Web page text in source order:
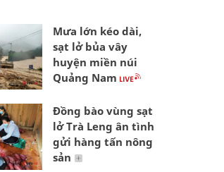
Mưa lớn kéo dài,
sạt lở bủa vây
huyện miền núi
Quảng Nam
Đồng bào vùng sạt
lở Trà Leng ân tình
gửi hàng tấn nông
sản